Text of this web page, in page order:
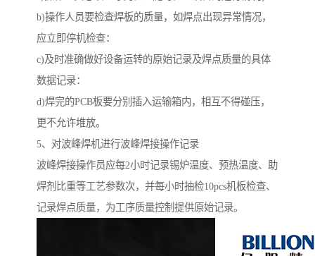
b)操作人员要检查焊板的质量，如焊点出现异常情况，
应立即停机检查：
c)及时准确做好设备运转的原始记录及焊点质量的具体
数据记录：
d)焊完的PCB板要分别插入运输箱内，相互不得碰压，
更不允许堆放。
5、对波峰焊机进行波峰焊接操作记录
波峰焊接操作员应每2小时记录锡炉温度、预热温度、助
焊剂比重等工艺参数次，并每小时抽检10pcs机板检查、
记录焊点质量，为工序质量控制提供原始记录。